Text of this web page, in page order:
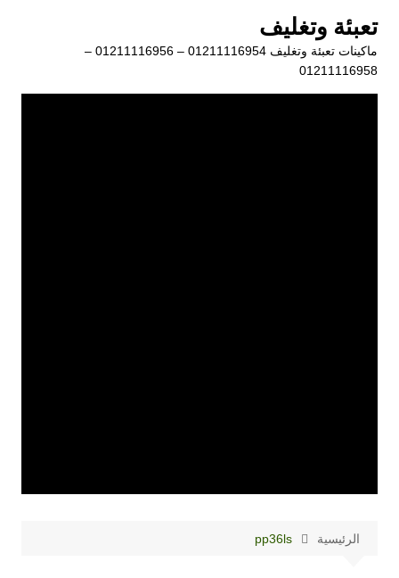
المحتوى
تعبئة وتغليف
ماكينات تعبئة وتغليف 01211116954 – 01211116956 –
01211116958
الرئيسية pp36ls